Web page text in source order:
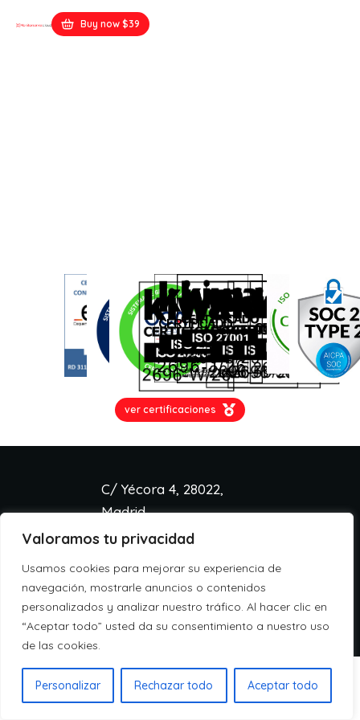
Valoramos tu privacidad
Usamos cookies para mejorar su experiencia de
navegación, mostrarle anuncios o contenidos
personalizados y analizar nuestro tráfico. Al hacer clic en
“Aceptar todo” usted da su consentimiento a nuestro uso
de las cookies.
Personalizar Rechazar todo Aceptar todo
Buy now $39
ver certificaciones
C/ Yécora 4, 28022,
Madrid
info@aspa.cloud
+34 918 333 233
Aviso legal
Política de cookies
Política de privacidad